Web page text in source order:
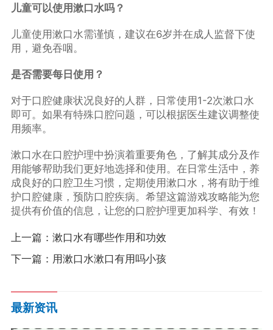
儿童可以使用漱口水吗？
儿童使用漱口水需谨慎，建议在6岁并在成人监督下使
用，避免吞咽。
是否需要每日使用？
对于口腔健康状况良好的人群，日常使用1-2次漱口水
即可。如果有特殊口腔问题，可以根据医生建议调整使
用频率。
漱口水在口腔护理中扮演着重要角色，了解其成分及作
用能够帮助我们更好地选择和使用。在日常生活中，养
成良好的口腔卫生习惯，定期使用漱口水，将有助于维
护口腔健康，预防口腔疾病。希望这篇游戏攻略能为您
提供有价值的信息，让您的口腔护理更加科学、有效！
上一篇： 漱口水有哪些作用和功效
下一篇： 用漱口水漱口有用吗小孩
最新资讯